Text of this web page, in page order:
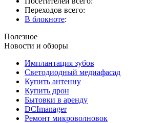
Переходов всего:
В блокноте:
Полезное
Новости и обзоры
Имплантация зубов
Светодиодный медиафасад
Купить антенну
Купить дрон
Бытовки в аренду
DCImanager
Ремонт микроволновок